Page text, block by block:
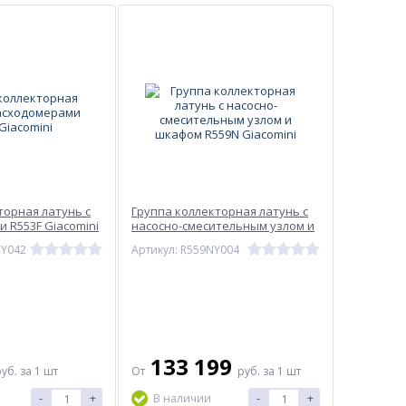
латунь с
Giacomini
за 1 шт
- +
Группа коллекторная латунь с
насосно-смесительным узлом и
шкафом R559N Giacomini
Артикул: R559NY004
От 133 199 руб. за 1 шт
В наличии
- +